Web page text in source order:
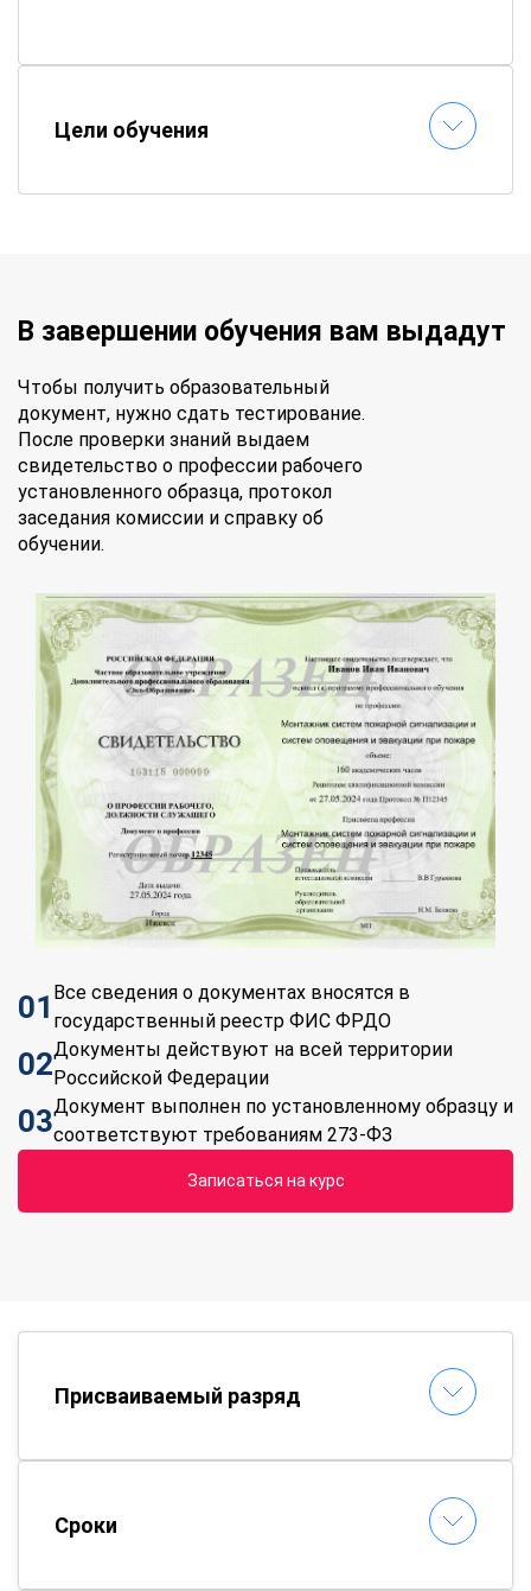
– все пособия
доступны онлайн
самостоятельно
Получите профессинальные знания и
документы гособразца – обучайтесь в
«АПОК» без отрыва от работы!
Цели обучения
В завершении обучения вам выдадут
Чтобы получить образовательный
документ, нужно сдать тестирование.
После проверки знаний выдаем
свидетельство о профессии рабочего
установленного образца, протокол
заседания комиссии и справку об
обучении.
01 Все сведения о документах вносятся в
государственный реестр ФИС ФРДО
02Документы действуют на всей территории
Российской Федерации
03Документ выполнен по установленному образцу и
соответствуют требованиям 273-ФЗ
Записаться на курс
Присваиваемый разряд
Сроки